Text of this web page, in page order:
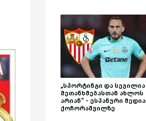
„სპორტინგი და სევილია
შეთანხმებასთან ახლოს
არიან“ - ესპანური მედია
ქოჩორაშვილზე